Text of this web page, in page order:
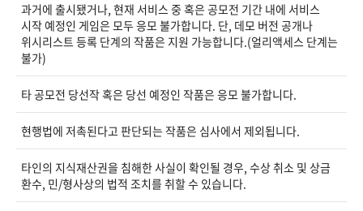
과거에 출시됐거나, 현재 서비스 중 혹은 공모전 기간 내에 서비스
시작 예정인 게임은 모두 응모 불가합니다. 단, 데모 버전 공개나
위시리스트 등록 단계의 작품은 지원 가능합니다.(얼리액세스 단계는
불가)
타 공모전 당선작 혹은 당선 예정인 작품은 응모 불가합니다.
현행법에 저촉된다고 판단되는 작품은 심사에서 제외됩니다.
타인의 지식재산권을 침해한 사실이 확인될 경우, 수상 취소 및 상금
환수, 민/형사상의 법적 조치를 취할 수 있습니다.